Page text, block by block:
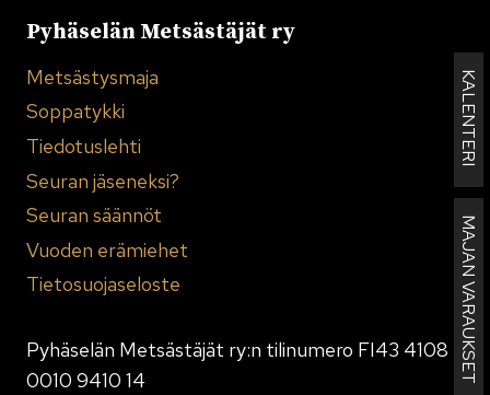
KALENTERI
MAJAN VARAUKSET
Pyhäselän Metsästäjät ry
Metsästysmaja
Soppatykki
Tiedotuslehti
Seuran jäseneksi?
Seuran säännöt
Vuoden erämiehet
Tietosuojaseloste
Pyhäselän Metsästäjät ry:n tilinumero FI43 4108
0010 9410 14